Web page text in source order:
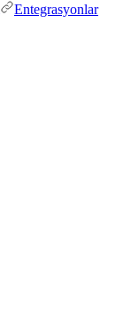
Entegrasyonlar